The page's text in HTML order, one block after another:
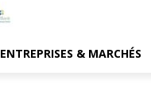
ENTREPRISES & MARCHÉS